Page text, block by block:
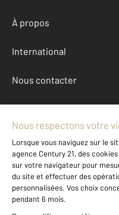
À propos
International
Nous contacter
Mentions légales &